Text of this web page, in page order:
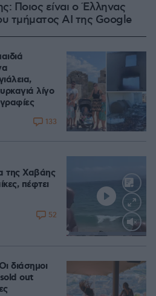
Ποιος είναι ο Έλληνας
τμήματος AI της Google
λίγο
133
Loaded
της Χαβάης
πέφτει
52
διάσημοι
sold out